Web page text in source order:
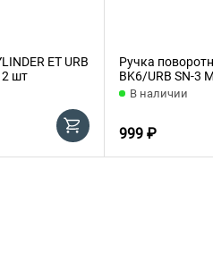
ET URB
2 шт
Ручка
BK6/URB SN-3
В наличии
999 ₽